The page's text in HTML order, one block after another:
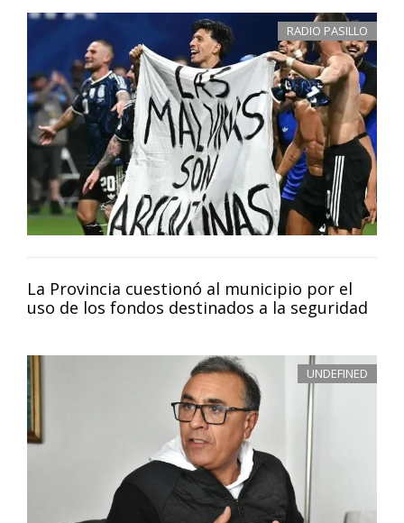
RADIO PASILLO
La Provincia cuestionó al municipio por el
uso de los fondos destinados a la seguridad
UNDEFINED